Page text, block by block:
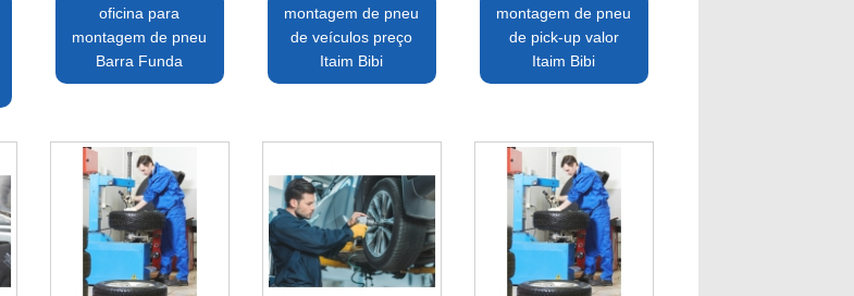
oficina para
montagem de pneu
Barra Funda
montagem de pneu
de veículos preço
Itaim Bibi
montagem de pneu
de pick-up valor
Itaim Bibi